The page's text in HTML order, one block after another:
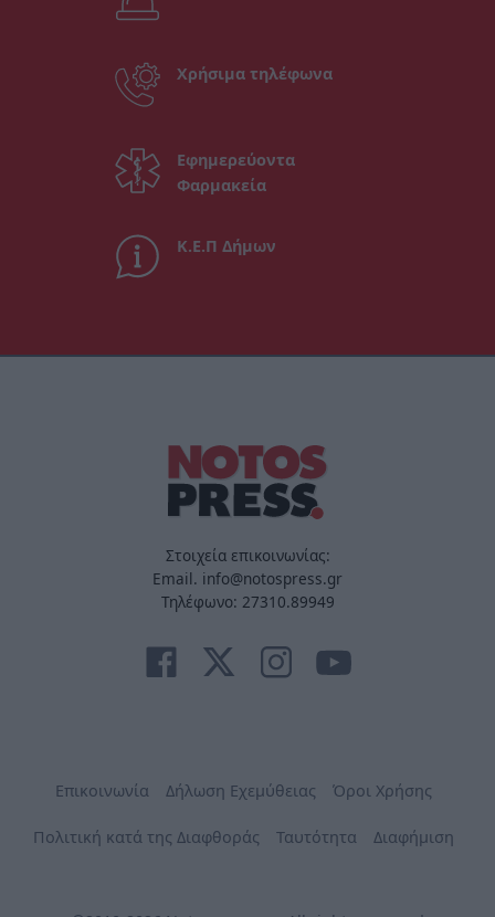
Χρήσιμα τηλέφωνα
Εφημερεύοντα
Φαρμακεία
Κ.Ε.Π Δήμων
Στοιχεία επικοινωνίας:
Email. info@notospress.gr
Τηλέφωνο: 27310.89949
Επικοινωνία Δήλωση Εχεμύθειας Όροι Χρήσης
Πολιτική κατά της Διαφθοράς Ταυτότητα Διαφήμιση